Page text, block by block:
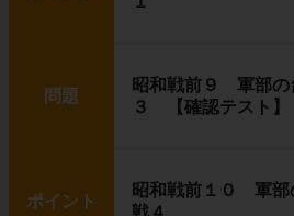
問題
昭和戦前９ 軍部の
３ 【確認テスト】
ポイント
昭和戦前１０ 軍部
戦４